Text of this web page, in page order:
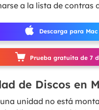
a la lista de contras
Descarga para Mac
Prueba gratuita de 7
de Discos en
una unidad no está